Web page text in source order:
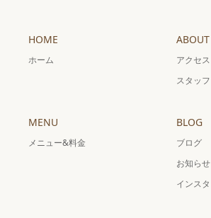
HOME
ホーム
ABOUT
アクセス
スタッフ
MENU
メニュー&料金
BLOG
ブログ
お知らせ
インスタ